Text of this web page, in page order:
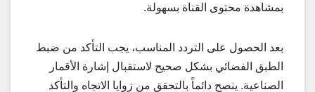
بمشاهدة محتوى القناة بسهولة.
بعد الحصول على التردد المناسب، يجب التأكد من ضبط
الطبق الفضائي بشكل صحيح لاستقبال إشارة الأقمار
الصناعية. ينصح دائماً بالتحقق من زوايا الاتجاه والتأكد